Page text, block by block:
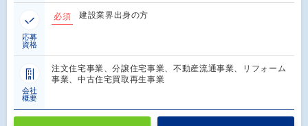
応募
資格
必須 建設業界出身の方
会社
概要
注文住宅事業、分譲住宅事業、不動産流通事業、リフォーム
事業、中古住宅買取再生事業